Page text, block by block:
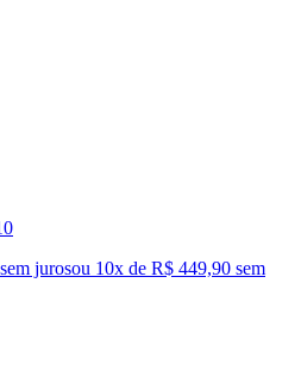
jurosou 10x de R$ 449,90 sem